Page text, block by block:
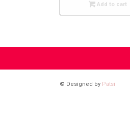
Add to cart
© Designed by Patsi